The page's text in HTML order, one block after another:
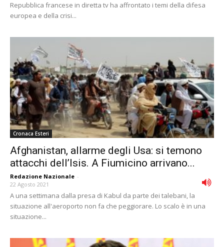
Repubblica francese in diretta tv ha affrontato i temi della difesa
europea e della crisi...
Cronaca Esteri
Afghanistan, allarme degli Usa: si temono
attacchi dell’Isis. A Fiumicino arrivano...
Redazione Nazionale -
22 Agosto 2021
A una settimana dalla presa di Kabul da parte dei talebani, la
situazione all'aeroporto non fa che peggiorare. Lo scalo è in una
situazione...